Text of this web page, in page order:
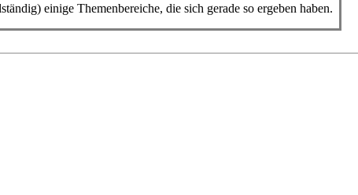
einige Themen­bereiche, die sich gerade so ergeben haben.